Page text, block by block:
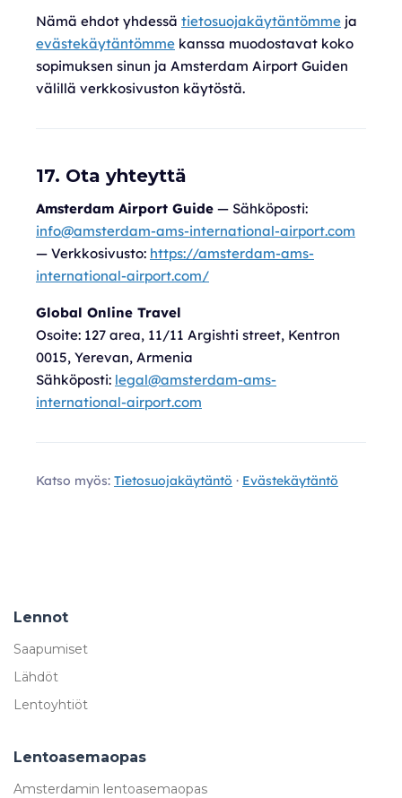
Nämä ehdot yhdessä tietosuojakäytäntömme ja
evästekäytäntömme kanssa muodostavat koko
sopimuksen sinun ja Amsterdam Airport Guiden
välillä verkkosivuston käytöstä.
17. Ota yhteyttä
Amsterdam Airport Guide — Sähköposti:
info@amsterdam-ams-international-airport.com
— Verkkosivusto: https://amsterdam-ams-
international-airport.com/
Global Online Travel
Osoite: 127 area, 11/11 Argishti street, Kentron
0015, Yerevan, Armenia
Sähköposti: legal@amsterdam-ams-
international-airport.com
Katso myös: Tietosuojakäytäntö · Evästekäytäntö
Lennot
Saapumiset
Lähdöt
Lentoyhtiöt
Lentoasemaopas
Amsterdamin lentoasemaopas